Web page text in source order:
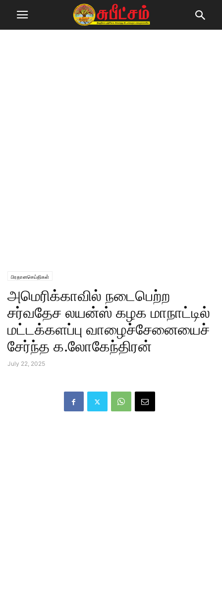
பிரதானசெய்திகள்
அமெரிக்காவில் நடைபெற்ற
சர்வதேச லயன்ஸ் கழக மாநாட்டில்
மட்டக்களப்பு வாழைச்சேனையைச்
சேர்ந்த க.லோகேந்திரன்
July 22, 2025